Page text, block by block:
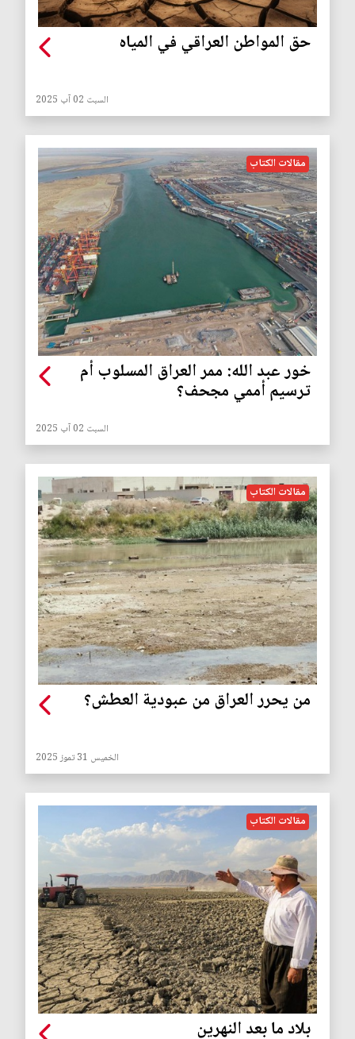
حق المواطن العراقي في المياه
السبت 02 آب 2025
مقالات الكتاب
خور عبد الله: ممر العراق المسلوب أم
ترسيم أممي مجحف؟
السبت 02 آب 2025
مقالات الكتاب
من يحرر العراق من عبودية العطش؟
الخميس 31 تموز 2025
مقالات الكتاب
‏بلاد ما بعد النهرين